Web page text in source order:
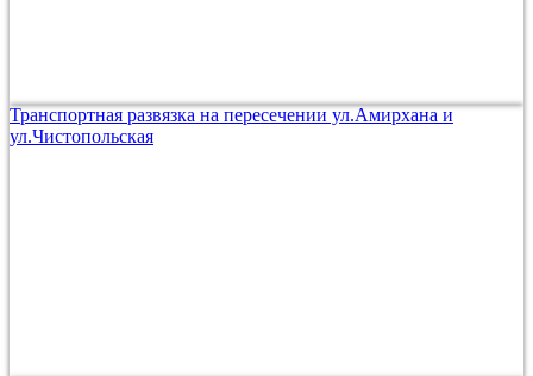
Транспортная развязка на пересечении ул.Амирхана и
ул.Чистопольская